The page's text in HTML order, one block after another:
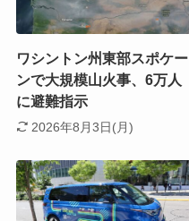
ワシントン州東部スポケー
ンで大規模山火事、6万人
に避難指示
2026年8月3日(月)